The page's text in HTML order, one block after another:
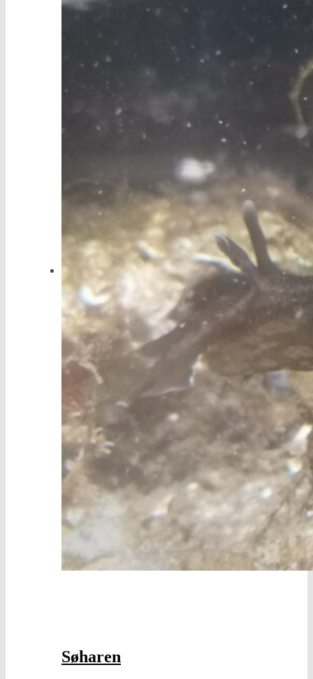
Søharen